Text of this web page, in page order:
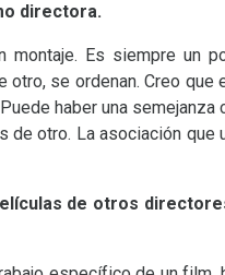
directora.
montaje. Es siempre un
otro, se ordenan. Creo que
haber una semejanza
otro. La asociación que
de otros